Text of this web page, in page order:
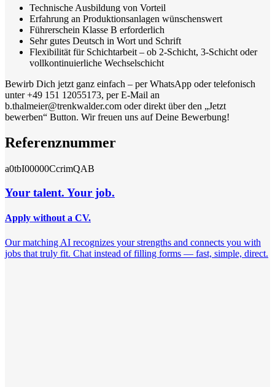
Technische Ausbildung von Vorteil
Erfahrung an Produktionsanlagen wünschenswert
Führerschein Klasse B erforderlich
Sehr gutes Deutsch in Wort und Schrift
Flexibilität für Schichtarbeit – ob 2-Schicht, 3-Schicht oder
vollkontinuierliche Wechselschicht
Bewirb Dich jetzt ganz einfach – per WhatsApp oder telefonisch
unter +49 151 12055173, per E-Mail an
b.thalmeier@trenkwalder.com oder direkt über den „Jetzt
bewerben“ Button. Wir freuen uns auf Deine Bewerbung!
Referenznummer
a0tbI00000CcrimQAB
Your talent. Your job.
Apply without a CV.
Our matching AI recognizes your strengths and connects you with
jobs that truly fit. Chat instead of filling forms — fast, simple, direct.